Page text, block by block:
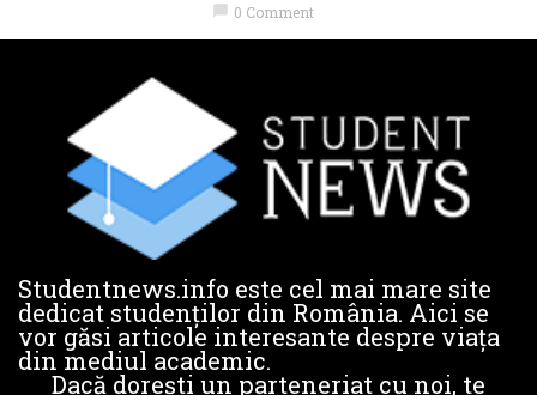
0 Comment
Studentnews.info este cel mai mare site
dedicat studenților din România. Aici se
vor găsi articole interesante despre viața
din mediul academic.
Dacă dorești un parteneriat cu noi, te